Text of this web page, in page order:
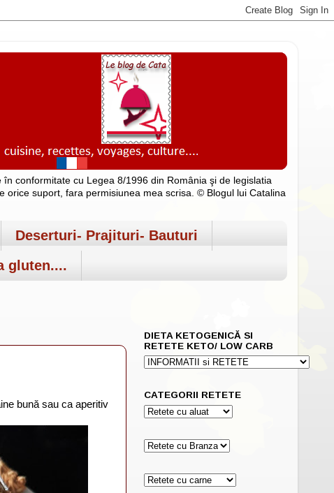
conformitate cu Legea 8/1996 din România şi de legislatia
suport, fara permisiunea mea scrisa. © Blogul lui Catalina
Deserturi- Prajituri- Bauturi
gluten....
bună sau ca aperitiv
DIETA KETOGENICĂ SI
RETETE KETO/ LOW CARB
CATEGORII RETETE